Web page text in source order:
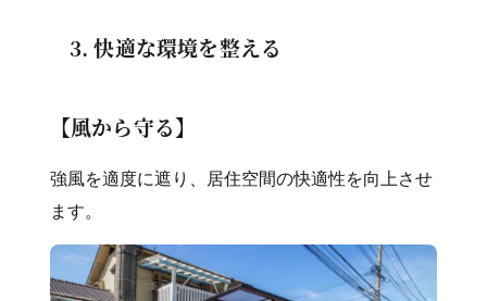
3. 快適な環境を整える
【風から守る】
強風を適度に遮り、居住空間の快適性を向上させ
ます。